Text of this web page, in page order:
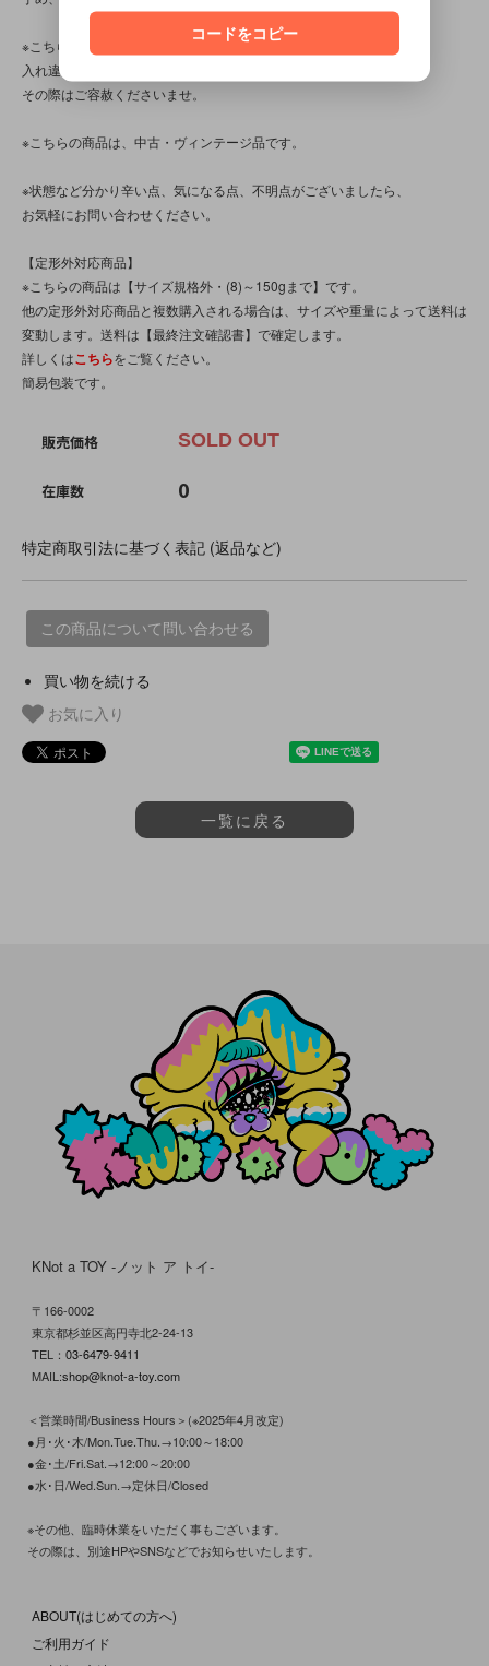
※こちらの商品は店頭でも販売しています。
入れ違いで完売してしまう場合がございます。
その際はご容赦くださいませ。
※こちらの商品は、中古・ヴィンテージ品です。
※状態など分かり辛い点、気になる点、不明点がございましたら、
お気軽にお問い合わせください。
【定形外対応商品】
※こちらの商品は【サイズ規格外・(8)～150gまで】です。
他の定形外対応商品と複数購入される場合は、サイズや重量によって送料は
変動します。送料は【最終注文確認書】で確定します。
詳しくはこちらをご覧ください。
簡易包装です。
販売価格 SOLD OUT
在庫数 0
特定商取引法に基づく表記 (返品など)
この商品について問い合わせる
買い物を続ける
お気に入り
一覧に戻る
KNot a TOY -ノット ア トイ-
〒166-0002
東京都杉並区高円寺北2-24-13
TEL： 03-6479-9411
MAIL:shop@knot-a-toy.com
＜営業時間/Business Hours＞(※2025年4月改定)
●月･火･木/Mon.Tue.Thu.→10:00～18:00
●金･土/Fri.Sat.→12:00～20:00
●水･日/Wed.Sun.→定休日/Closed
※その他、臨時休業をいただく事もございます。
その際は、別途HPやSNSなどでお知らせいたします。
ABOUT(はじめての方へ)
ご利用ガイド
コードをコピー